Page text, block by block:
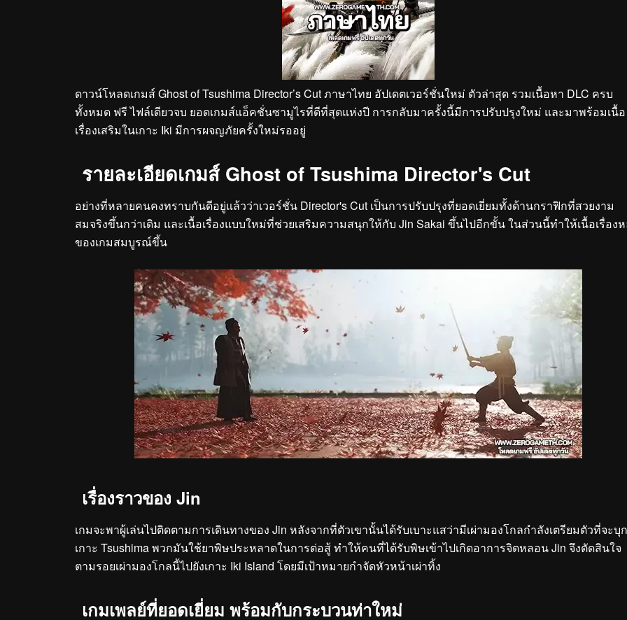
ดาวน์โหลดเกมส์ Ghost of Tsushima Director’s Cut ภาษาไทย อัปเดตเวอร์ชั่นใหม่ ตัวล่าสุด รวมเนื้อหา DLC ครบ
ทั้งหมด ฟรี ไฟล์เดียวจบ ยอดเกมส์แอ็คชั่นซามูไรที่ดีที่สุดแห่งปี การกลับมาครั้งนี้มีการปรับปรุงใหม่ และมาพร้อมเนื้อ
เรื่องเสริมในเกาะ Iki มีการผจญภัยครั้งใหม่รออยู่
รายละเอียดเกมส์ Ghost of Tsushima Director's Cut
อย่างที่หลายคนคงทราบกันดีอยู่แล้วว่าเวอร์ชั่น Director's Cut เป็นการปรับปรุงที่ยอดเยี่ยมทั้งด้านกราฟิกที่สวยงาม
สมจริงขึ้นกว่าเดิม และเนื้อเรื่องแบบใหม่ที่ช่วยเสริมความสนุกให้กับ Jin Sakai ขึ้นไปอีกขั้น ในส่วนนี้ทำให้เนื้อเรื่อง
ของเกมสมบูรณ์ขึ้น
เรื่องราวของ Jin
เกมจะพาผู้เล่นไปติดตามการเดินทางของ Jin หลังจากที่ตัวเขานั้นได้รับเบาะแสว่ามีเผ่ามองโกลกำลังเตรียมตัวที่จะบุก
เกาะ Tsushima พวกมันใช้ยาพิษประหลาดในการต่อสู้ ทำให้คนที่ได้รับพิษเข้าไปเกิดอาการจิตหลอน Jin จึงตัดสินใจ
ตามรอยเผ่ามองโกลนี้ไปยังเกาะ Iki Island โดยมีเป้าหมายกำจัดหัวหน้าเผ่าทิ้ง
เกมเพลย์ที่ยอดเยี่ยม พร้อมกับกระบวนท่าใหม่